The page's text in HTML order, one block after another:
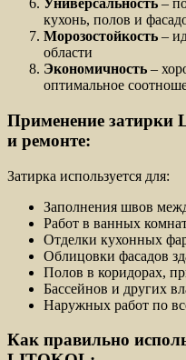
Универсальность –
кухонь, полов и
Морозостойкость –
области
Экономичность –
оптимальное
Применение затирки
и ремонте:
Затирка используется для:
Заполнения швов
Работ в ванных
Отделки кухонных
Облицовки фасадов
Полов в коридорах,
Бассейнов и других
Наружных работ по
Как правильно